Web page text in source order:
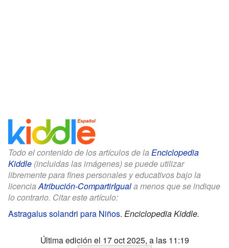
Todo el contenido de los artículos de la Enciclopedia
Kiddle (incluidas las imágenes) se puede utilizar
libremente para fines personales y educativos bajo la
licenciaAtribución-CompartirIguala menos que se indique
lo contrario. Citar este artículo:
Astragalus solandri para Niños. Enciclopedia Kiddle.
Última edición el 17 oct 2025, a las 11:19